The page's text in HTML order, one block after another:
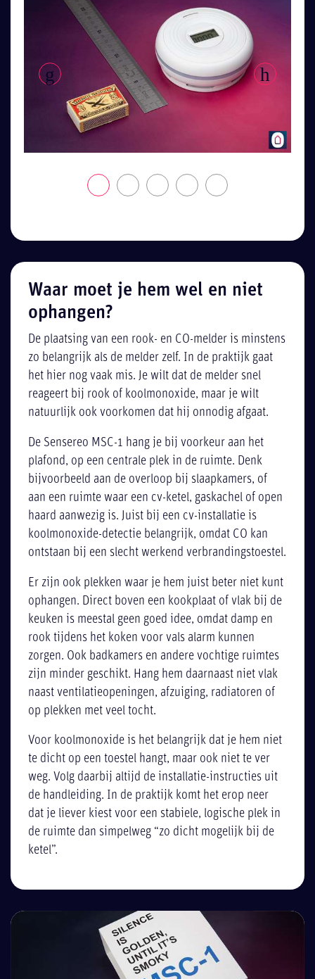
Waar moet je hem wel en niet
ophangen?
De plaatsing van een rook- en CO-melder is minstens
zo belangrijk als de melder zelf. In de praktijk gaat
het hier nog vaak mis. Je wilt dat de melder snel
reageert bij rook of koolmonoxide, maar je wilt
natuurlijk ook voorkomen dat hij onnodig afgaat.
De Sensereo MSC-1 hang je bij voorkeur aan het
plafond, op een centrale plek in de ruimte. Denk
bijvoorbeeld aan de overloop bij slaapkamers, of
aan een ruimte waar een cv-ketel, gaskachel of open
haard aanwezig is. Juist bij een cv-installatie is
koolmonoxide-detectie belangrijk, omdat CO kan
ontstaan bij een slecht werkend verbrandingstoestel.
Er zijn ook plekken waar je hem juist beter niet kunt
ophangen. Direct boven een kookplaat of vlak bij de
keuken is meestal geen goed idee, omdat damp en
rook tijdens het koken voor vals alarm kunnen
zorgen. Ook badkamers en andere vochtige ruimtes
zijn minder geschikt. Hang hem daarnaast niet vlak
naast ventilatieopeningen, afzuiging, radiatoren of
op plekken met veel tocht.
Voor koolmonoxide is het belangrijk dat je hem niet
te dicht op een toestel hangt, maar ook niet te ver
weg. Volg daarbij altijd de installatie-instructies uit
de handleiding. In de praktijk komt het erop neer
dat je liever kiest voor een stabiele, logische plek in
de ruimte dan simpelweg “zo dicht mogelijk bij de
ketel”.